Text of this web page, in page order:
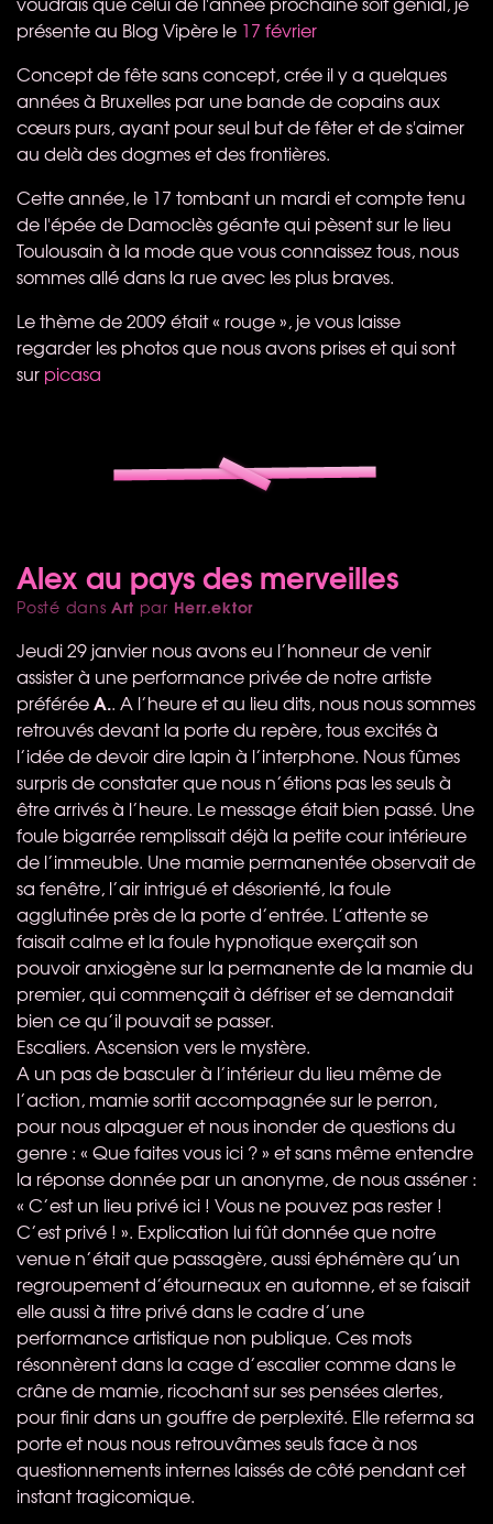
présente au Blog Vipère le 17 février
Concept de fête sans concept, crée il y a quelques
années à Bruxelles par une bande de copains aux
cœurs purs, ayant pour seul but de fêter et de s'aimer
au delà des dogmes et des frontières.
Cette année, le 17 tombant un mardi et compte tenu
de l'épée de Damoclès géante qui pèsent sur le lieu
Toulousain à la mode que vous connaissez tous, nous
sommes allé dans la rue avec les plus braves.
Le thème de 2009 était « rouge », je vous laisse
regarder les photos que nous avons prises et qui sont
sur picasa
Alex au pays des merveilles
Posté dansArt par Herr.ektor
Jeudi 29 janvier nous avons eu l’honneur de venir
assister à une performance privée de notre artiste
préféréeA.. A l’heure et au lieu dits, nous nous sommes
retrouvés devant la porte du repère, tous excités à
l’idée de devoir dire lapin à l’interphone. Nous fûmes
surpris de constater que nous n’étions pas les seuls à
être arrivés à l’heure. Le message était bien passé. Une
foule bigarrée remplissait déjà la petite cour intérieure
de l’immeuble. Une mamie permanentée observait de
sa fenêtre, l’air intrigué et désorienté, la foule
agglutinée près de la porte d’entrée. L’attente se
faisait calme et la foule hypnotique exerçait son
pouvoir anxiogène sur la permanente de la mamie du
premier, qui commençait à défriser et se demandait
bien ce qu’il pouvait se passer.
Escaliers. Ascension vers le mystère.
A un pas de basculer à l’intérieur du lieu même de
l’action, mamie sortit accompagnée sur le perron,
pour nous alpaguer et nous inonder de questions du
genre : « Que faites vous ici ? » et sans même entendre
la réponse donnée par un anonyme, de nous asséner :
« C’est un lieu privé ici ! Vous ne pouvez pas rester !
C’est privé ! ». Explication lui fût donnée que notre
venue n’était que passagère, aussi éphémère qu’un
regroupement d’étourneaux en automne, et se faisait
elle aussi à titre privé dans le cadre d’une
performance artistique non publique. Ces mots
résonnèrent dans la cage d’escalier comme dans le
crâne de mamie, ricochant sur ses pensées alertes,
pour finir dans un gouffre de perplexité. Elle referma sa
porte et nous nous retrouvâmes seuls face à nos
questionnements internes laissés de côté pendant cet
instant tragicomique.